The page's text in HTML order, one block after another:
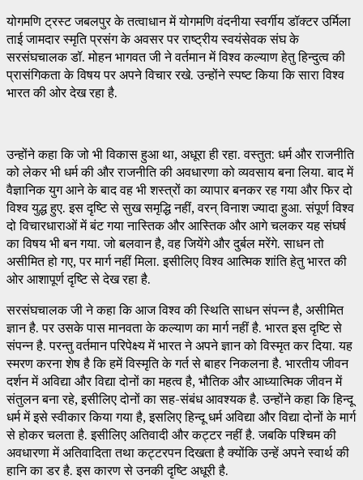
योगमणि ट्रस्ट जबलपुर के तत्वाधान में योगमणि वंदनीया स्वर्गीय डॉक्टर उर्मिला
ताई जामदार स्मृति प्रसंग के अवसर पर राष्ट्रीय स्वयंसेवक संघ के
सरसंघचालक डॉ. मोहन भागवत जी ने वर्तमान में विश्व कल्याण हेतु हिन्दुत्व की
प्रासंगिकता के विषय पर अपने विचार रखे. उन्होंने स्पष्ट किया कि सारा विश्व
भारत की ओर देख रहा है.
उन्होंने कहा कि जो भी विकास हुआ था, अधूरा ही रहा. वस्तुत: धर्म और राजनीति
को लेकर भी धर्म की और राजनीति की अवधारणा को व्यवसाय बना लिया. बाद में
वैज्ञानिक युग आने के बाद वह भी शस्त्रों का व्यापार बनकर रह गया और फिर दो
विश्व युद्ध हुए. इस दृष्टि से सुख समृद्धि नहीं, वरन् विनाश ज्यादा हुआ. संपूर्ण विश्व
दो विचारधाराओं में बंट गया नास्तिक और आस्तिक और आगे चलकर यह संघर्ष
का विषय भी बन गया. जो बलवान है, वह जियेंगे और दुर्बल मरेंगे. साधन तो
असीमित हो गए, पर मार्ग नहीं मिला. इसीलिए विश्व आत्मिक शांति हेतु भारत की
ओर आशापूर्ण दृष्टि से देख रहा है.
सरसंघचालक जी ने कहा कि आज विश्व की स्थिति साधन संपन्न है, असीमित
ज्ञान है. पर उसके पास मानवता के कल्याण का मार्ग नहीं है. भारत इस दृष्टि से
संपन्न है. परन्तु वर्तमान परिपेक्ष्य में भारत ने अपने ज्ञान को विस्मृत कर दिया. यह
स्मरण करना शेष है कि हमें विस्मृति के गर्त से बाहर निकलना है. भारतीय जीवन
दर्शन में अविद्या और विद्या दोनों का महत्व है, भौतिक और आध्यात्मिक जीवन में
संतुलन बना रहे, इसीलिए दोनों का सह-संबंध आवश्यक है. उन्होंने कहा कि हिन्दू
धर्म में इसे स्वीकार किया गया है, इसलिए हिन्दू धर्म अविद्या और विद्या दोनों के मार्ग
से होकर चलता है. इसीलिए अतिवादी और कट्टर नहीं है. जबकि पश्चिम की
अवधारणा में अतिवादिता तथा कट्टरपन दिखता है क्योंकि उन्हें अपने स्वार्थ की
हानि का डर है. इस कारण से उनकी दृष्टि अधूरी है.